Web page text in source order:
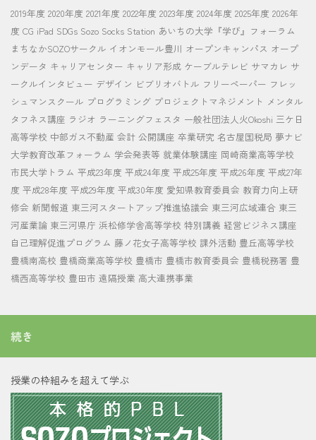
2019年度 2020年度 2021年度 2022年度 2023年度 2024年度 2025年度 2026年
度 CG iPad SDGs Sozo Socks Station あいちの大学『学び』フォーラム
まちなかSOZOサークル イオンモール豊川 オープンキャンパス オープ
ンデータ キャリアセンター キャリア形成 ケーブルテレビ サマカレ サ
ークルインタビュー デザイン ビブリオバトル フリーペーパー フレッ
シュマンスクール プログラミング プロジェクトマネジメント メンタル
タフネス講座 ラジオ ラーニングフェスタ 一般社団法人火Okoshi 三ケ日
高等学校 中部ガス不動産 会計 公開講座 卒業研究 名古屋国税局 夢ナビ
大学教育改革フォーラム 学会発表等 就業体験講座 岡崎商業高等学校
市民大学トラム 平成23年度 平成24年度 平成25年度 平成26年度 平成27年
度 平成28年度 平成29年度 平成30年度 愛知県教育委員会 教育力向上研
修会 新聞報道 東三河スタートアップ推進協議会 東三河広域連合 東三
河産業論 東三河県庁 浜松修学舎高等学校 特別講義 経営ビジネス講座
自己理解促進プログラム 藤ノ花女子高等学校 課外活動 豊丘高等学校
豊橋南高校 豊橋商業高等学校 豊橋市 豊橋市教育委員会 豊橋税務署 豊
橋西高等学校 豊田市 遠隔授業 高大連携事業
続き
授業の枠組みを超えて学ぶ